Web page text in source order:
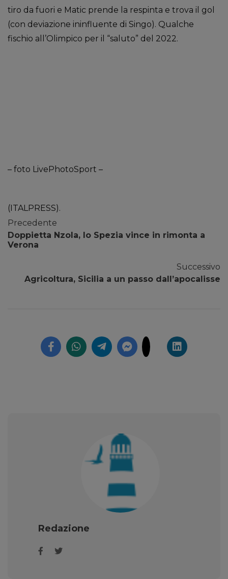
tiro da fuori e Matic prende la respinta e trova il gol
(con deviazione ininfluente di Singo). Qualche
fischio all’Olimpico per il “saluto” del 2022.
– foto LivePhotoSport –
(ITALPRESS).
Precedente
Doppietta Nzola, lo Spezia vince in rimonta a
Verona
Successivo
Agricoltura, Sicilia a un passo dall’apocalisse
Redazione